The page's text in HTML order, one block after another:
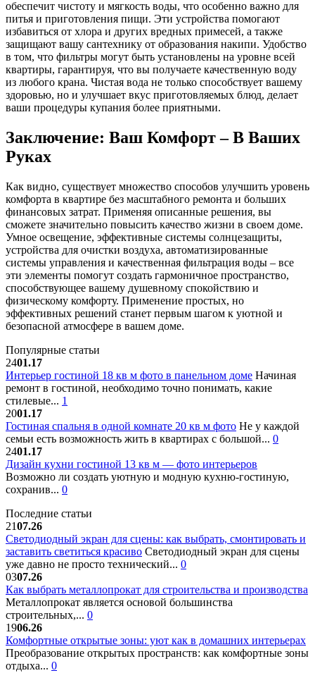
обеспечит чистоту и мягкость воды, что особенно важно для
питья и приготовления пищи. Эти устройства помогают
избавиться от хлора и других вредных примесей, а также
защищают вашу сантехнику от образования накипи. Удобство
в том, что фильтры могут быть установлены на уровне всей
квартиры, гарантируя, что вы получаете качественную воду
из любого крана. Чистая вода не только способствует вашему
здоровью, но и улучшает вкус приготовляемых блюд, делает
ваши процедуры купания более приятными.
Заключение: Ваш Комфорт – В Ваших
Руках
Как видно, существует множество способов улучшить уровень
комфорта в квартире без масштабного ремонта и больших
финансовых затрат. Применяя описанные решения, вы
сможете значительно повысить качество жизни в своем доме.
Умное освещение, эффективные системы солнцезащиты,
устройства для очистки воздуха, автоматизированные
системы управления и качественная фильтрация воды – все
эти элементы помогут создать гармоничное пространство,
способствующее вашему душевному спокойствию и
физическому комфорту. Применение простых, но
эффективных решений станет первым шагом к уютной и
безопасной атмосфере в вашем доме.
Популярные статьи
2401.17
Интерьер гостиной 18 кв м фото в панельном доме Начиная
ремонт в гостиной, необходимо точно понимать, какие
стилевые... 1
2001.17
Гостиная спальня в одной комнате 20 кв м фото Не у каждой
семьи есть возможность жить в квартирах с большой... 0
2401.17
Дизайн кухни гостиной 13 кв м — фото интерьеров
Возможно ли создать уютную и модную кухню-гостиную,
сохранив... 0
Последние статьи
2107.26
Светодиодный экран для сцены: как выбрать, смонтировать и
заставить светиться красиво Светодиодный экран для сцены
уже давно не просто технический... 0
0307.26
Как выбрать металлопрокат для строительства и производства
Металлопрокат является основой большинства
строительных,... 0
1906.26
Комфортные открытые зоны: уют как в домашних интерьерах
Преобразование открытых пространств: как комфортные зоны
отдыха... 0